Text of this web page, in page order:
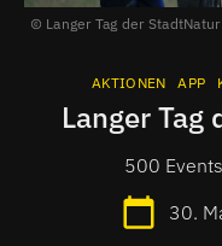
Langer Tag der StadtNatur
AKTIONEN APP
Langer
500
30.